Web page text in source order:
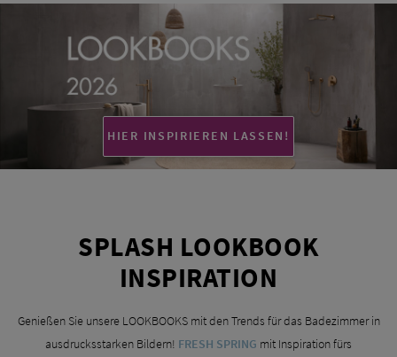
HIER INSPIRIEREN LASSEN!
SPLASH LOOKBOOK
INSPIRATION
Genießen Sie unsere LOOKBOOKS mit den Trends für das Badezimmer in
ausdrucksstarken Bildern! FRESH SPRING mit Inspiration fürs